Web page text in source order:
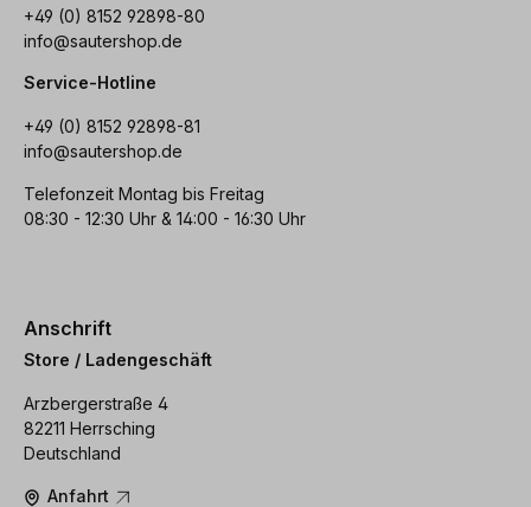
+49 (0) 8152 92898-80
info@sautershop.de
Service-Hotline
+49 (0) 8152 92898-81
info@sautershop.de
Telefonzeit Montag bis Freitag
08:30 - 12:30 Uhr & 14:00 - 16:30 Uhr
Anschrift
Store / Ladengeschäft
Arzbergerstraße 4
82211 Herrsching
Deutschland
Anfahrt